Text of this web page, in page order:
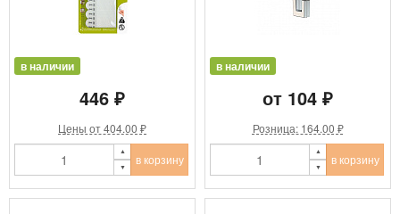
в наличии
446 ₽
Цены от 404.00 ₽
в корзину
в наличии
от 104 ₽
Розница: 164.00 ₽
в корзину